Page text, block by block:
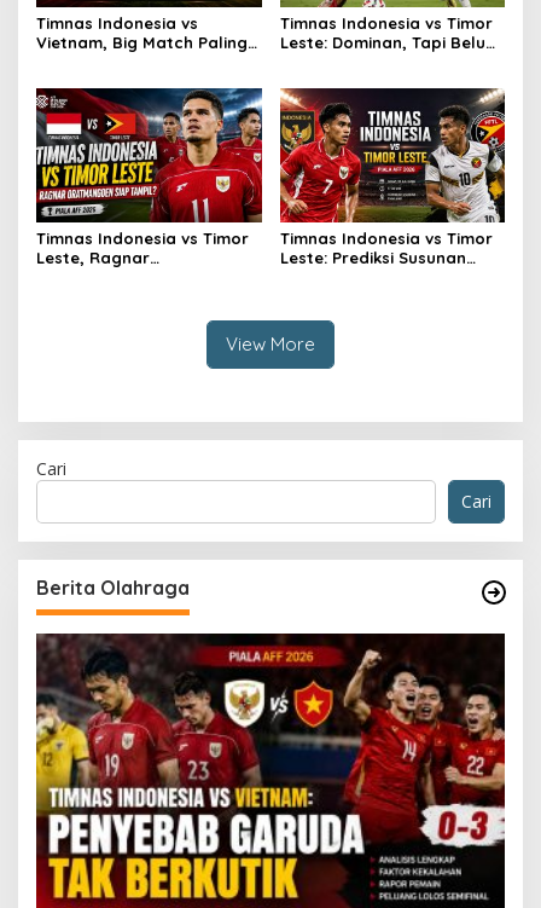
Timnas Indonesia vs
Vietnam, Big Match Paling
Timnas Indonesia vs Timor
Leste: Dominan, Tapi Belum
Timnas Indonesia vs Timor
Leste, Ragnar
Timnas Indonesia vs Timor
Leste: Prediksi Susunan
View More
Cari
Cari
Berita Olahraga